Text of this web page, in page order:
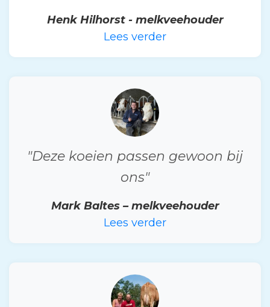
Henk Hilhorst - melkveehouder
Lees verder
"Deze koeien passen gewoon bij
ons"
Mark Baltes – melkveehouder
Lees verder